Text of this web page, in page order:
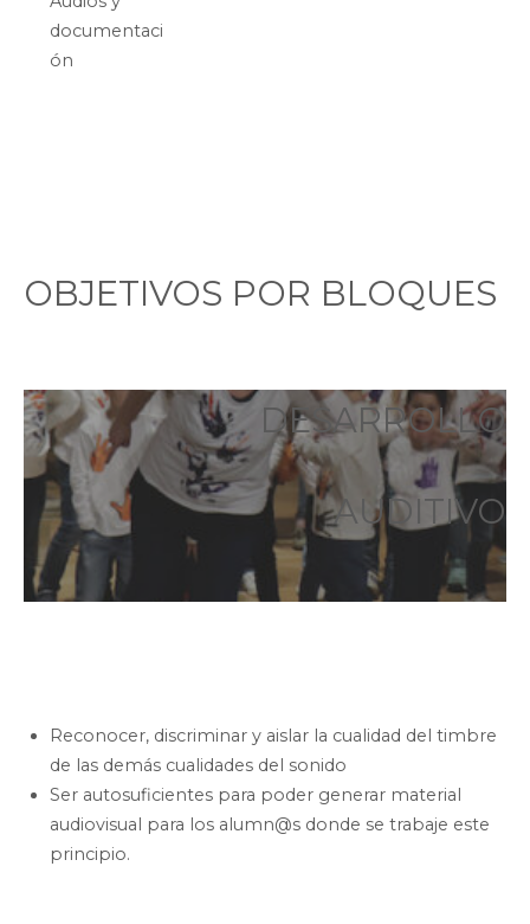
documentaci
ón
OBJETIVOS POR BLOQUES
DESARROLLO
AUDITIVO
Reconocer, discriminar y aislar la cualidad del timbre
de las demás cualidades del sonido
Ser autosuficientes para poder generar material
audiovisual para los alumn@s donde se trabaje este
principio.